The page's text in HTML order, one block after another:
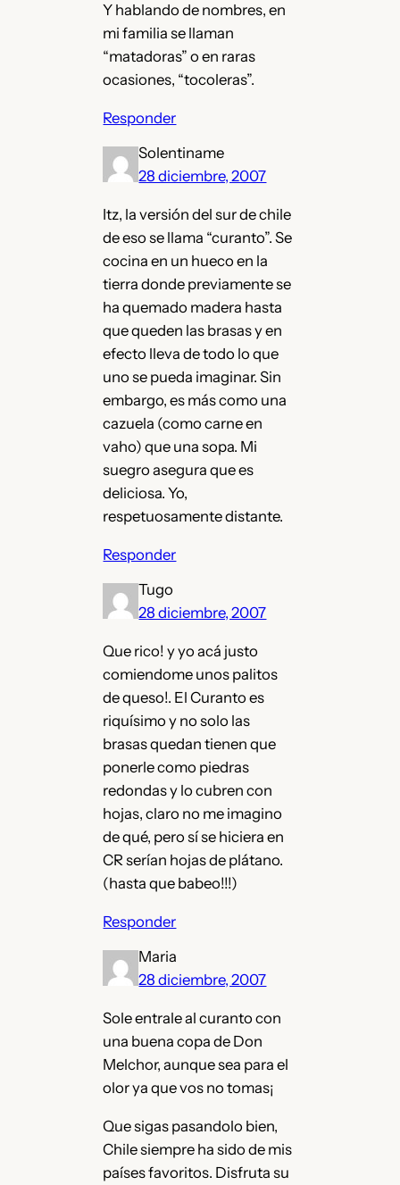
Y hablando de nombres, en
mi familia se llaman
“matadoras” o en raras
ocasiones, “tocoleras”.
Responder
Solentiname
28 diciembre, 2007
Itz, la versión del sur de chile
de eso se llama “curanto”. Se
cocina en un hueco en la
tierra donde previamente se
ha quemado madera hasta
que queden las brasas y en
efecto lleva de todo lo que
uno se pueda imaginar. Sin
embargo, es más como una
cazuela (como carne en
vaho) que una sopa. Mi
suegro asegura que es
deliciosa. Yo,
respetuosamente distante.
Responder
Tugo
28 diciembre, 2007
Que rico! y yo acá justo
comiendome unos palitos
de queso!. El Curanto es
riquísimo y no solo las
brasas quedan tienen que
ponerle como piedras
redondas y lo cubren con
hojas, claro no me imagino
de qué, pero sí se hiciera en
CR serían hojas de plátano.
(hasta que babeo!!!)
Responder
Maria
28 diciembre, 2007
Sole entrale al curanto con
una buena copa de Don
Melchor, aunque sea para el
olor ya que vos no tomas¡
Que sigas pasandolo bien,
Chile siempre ha sido de mis
países favoritos. Disfruta su